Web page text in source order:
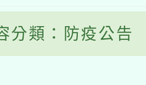
分類：防疫公告